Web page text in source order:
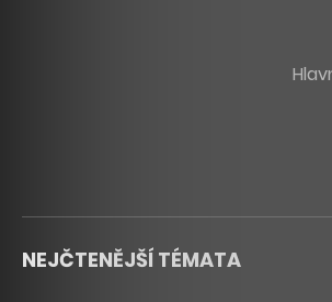
NEJČTENĚJŠÍ TÉMATA